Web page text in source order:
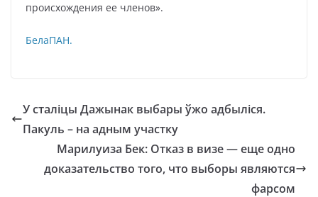
происхождения ее членов».
БелаПАН.
У сталіцы Дажынак выбары ўжо адбыліся.
Пакуль – на адным участку
Марилуиза Бек: Отказ в визе — еще одно
доказательство того, что выборы являются
фарсом